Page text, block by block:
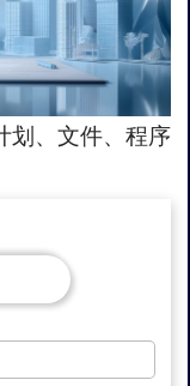
辖区
我们
划、文件、程序